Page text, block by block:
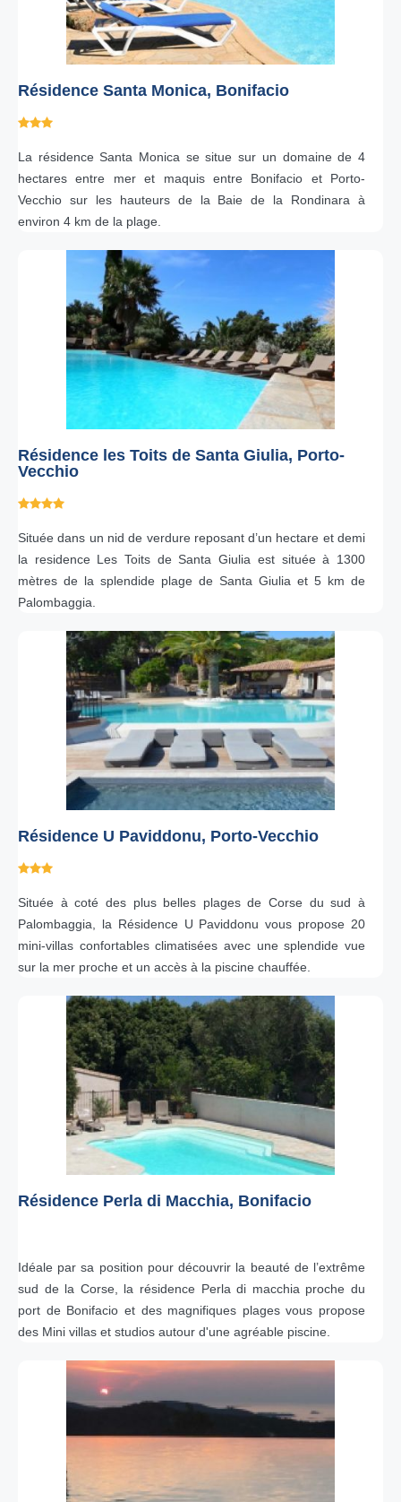
Résidence Santa Monica, Bonifacio
La résidence Santa Monica se situe sur un domaine de 4
hectares entre mer et maquis entre Bonifacio et Porto-
Vecchio sur les hauteurs de la Baie de la Rondinara à
environ 4 km de la plage.
Résidence les Toits de Santa Giulia, Porto-
Vecchio
Située dans un nid de verdure reposant d’un hectare et demi
la residence Les Toits de Santa Giulia est située à 1300
mètres de la splendide plage de Santa Giulia et 5 km de
Palombaggia.
Résidence U Paviddonu, Porto-Vecchio
Située à coté des plus belles plages de Corse du sud à
Palombaggia, la Résidence U Paviddonu vous propose 20
mini-villas confortables climatisées avec une splendide vue
sur la mer proche et un accès à la piscine chauffée.
Résidence Perla di Macchia, Bonifacio
Idéale par sa position pour découvrir la beauté de l’extrême
sud de la Corse, la résidence Perla di macchia proche du
port de Bonifacio et des magnifiques plages vous propose
des Mini villas et studios autour d'une agréable piscine.